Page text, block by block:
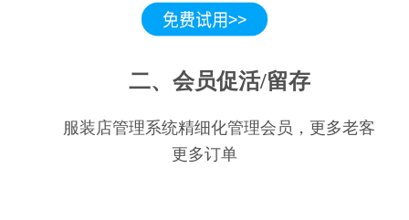
二、会员促活/留存
服装店管理系统精细化管理会员，更多老客
更多订单